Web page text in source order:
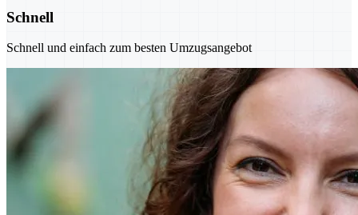
Schnell
Schnell und einfach zum besten Umzugsangebot